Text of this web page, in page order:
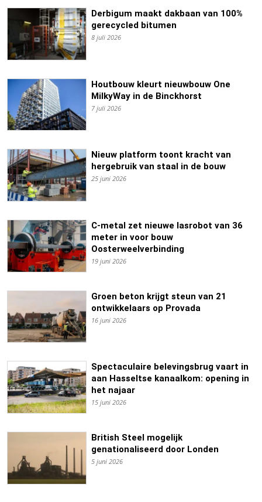
Derbigum maakt dakbaan van 100%
gerecycled bitumen
8 juli 2026
Houtbouw kleurt nieuwbouw One
MilkyWay in de Binckhorst
7 juli 2026
Nieuw platform toont kracht van
hergebruik van staal in de bouw
25 juni 2026
C-metal zet nieuwe lasrobot van 36
meter in voor bouw
Oosterweelverbinding
19 juni 2026
Groen beton krijgt steun van 21
ontwikkelaars op Provada
16 juni 2026
Spectaculaire belevingsbrug vaart in
aan Hasseltse kanaalkom: opening in
het najaar
15 juni 2026
British Steel mogelijk
genationaliseerd door Londen
5 juni 2026